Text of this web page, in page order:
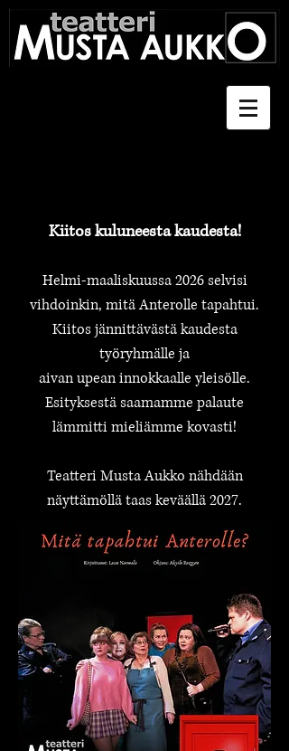
Kiitos kuluneesta kaudesta!
Helmi-maaliskuussa 2026 selvisi
vihdoinkin, mitä Anterolle tapahtui.
Kiitos jännittävästä kaudesta
työryhmälle ja
aivan upean innokkaalle yleisölle.
Esityksestä saamamme palaute
lämmitti mieliämme kovasti!
Teatteri Musta Aukko nähdään
näyttämöllä taas keväällä 2027.